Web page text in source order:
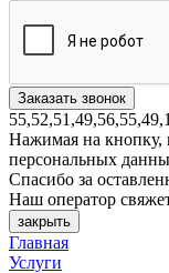
Нажимая на кнопку,
персональных
Спасибо за
Наш оператор
закрыть
Главная
Услуги